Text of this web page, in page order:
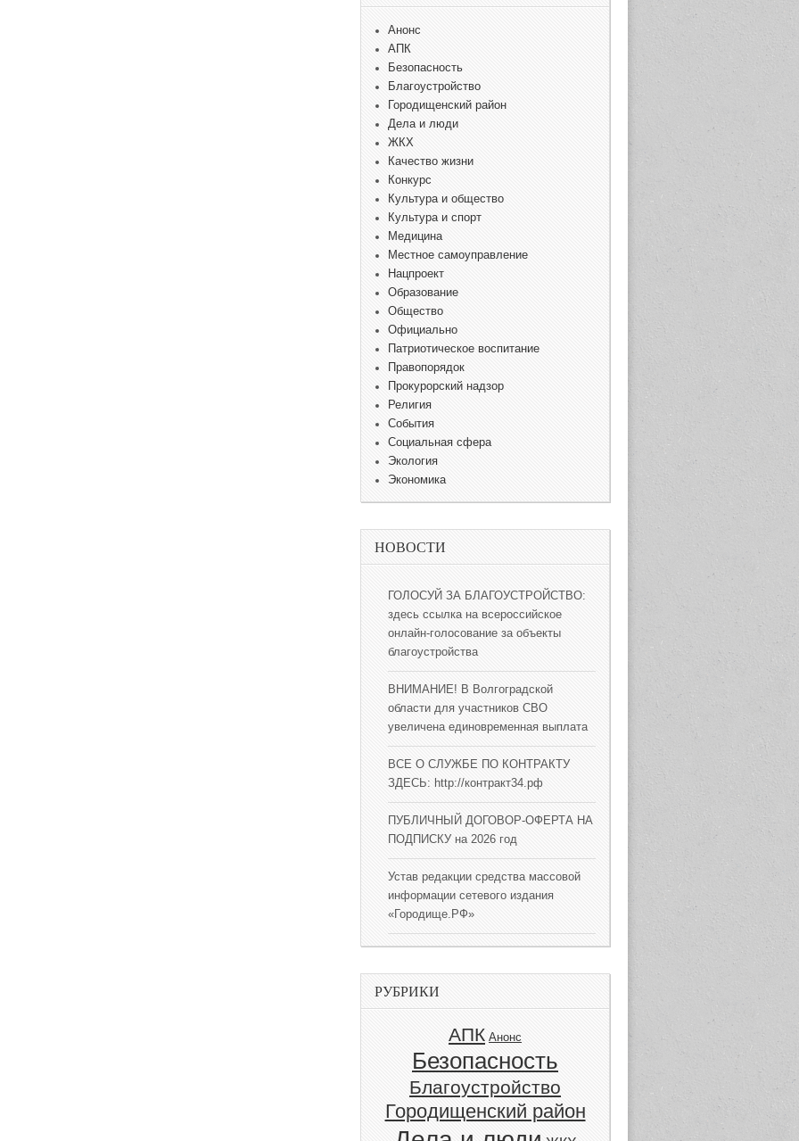
Анонс
АПК
Безопасность
Благоустройство
Городищенский район
Дела и люди
ЖКХ
Качество жизни
Конкурс
Культура и общество
Культура и спорт
Медицина
Местное самоуправление
Нацпроект
Образование
Общество
Официально
Патриотическое воспитание
Правопорядок
Прокурорский надзор
Религия
События
Социальная сфера
Экология
Экономика
НОВОСТИ
ГОЛОСУЙ ЗА БЛАГОУСТРОЙСТВО:
здесь ссылка на всероссийское
онлайн-голосование за объекты
благоустройства
ВНИМАНИЕ! В Волгоградской
области для участников СВО
увеличена единовременная выплата
ВСЕ О СЛУЖБЕ ПО КОНТРАКТУ
ЗДЕСЬ: http://контракт34.рф
ПУБЛИЧНЫЙ ДОГОВОР-ОФЕРТА НА
ПОДПИСКУ на 2026 год
Устав редакции средства массовой
информации сетевого издания
«Городище.РФ»
РУБРИКИ
АПК Анонс
Безопасность
Благоустройство
Городищенский район